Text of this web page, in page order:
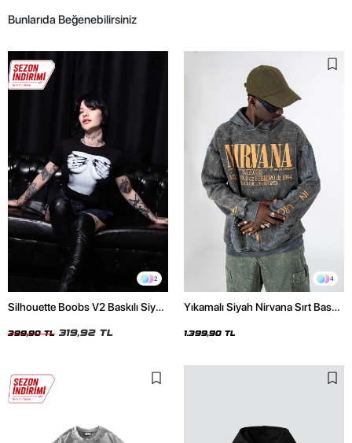
Bunlarıda Beğenebilirsiniz
2
Silhouette Boobs V2 Baskılı Siyah
399,90 TL 319,92 TL
4
Yıkamalı Siyah Nirvana Sırt Baskılı
1.399,90 TL